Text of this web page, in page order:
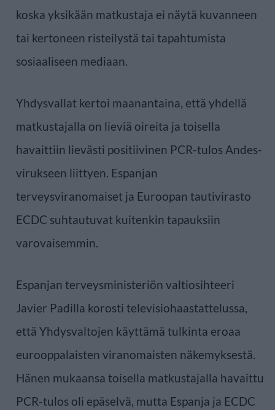
koska yksikään matkustaja ei näytä kuvanneen
tai kertoneen risteilystä tai tapahtumista
sosiaaliseen mediaan.
Yhdysvallat kertoi maanantaina, että yhdellä
matkustajalla on lieviä oireita ja toisella
havaittiin lievästi positiivinen PCR-tulos Andes-
virukseen liittyen. Espanjan
terveysviranomaiset ja Euroopan tautivirasto
ECDC suhtautuvat kuitenkin tapauksiin
varovaisemmin.
Espanjan terveysministeriön valtiosihteeri
Javier Padilla korosti televisiohaastattelussa,
että Yhdysvaltojen käyttämä tulkinta eroaa
eurooppalaisten viranomaisten näkemyksestä.
Hänen mukaansa toisella matkustajalla havaittu
PCR-tulos oli epäselvä, mutta Espanja ja ECDC